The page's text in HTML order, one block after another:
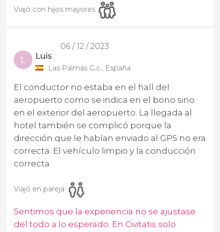
Viajó con hijos mayores
06 / 12 / 2023
L Luis
Las Palmas G.c., España
El conductor no estaba en el hall del
aeropuerto como se indica en el bono sino
en el exterior del aeropuerto. La llegada al
hotel también se complicó porque la
dirección que le habían enviado al GPS no era
correcta. El vehículo limpio y la conducción
correcta
Viajó en pareja
Sentimos que la experiencia no se ajustase
del todo a lo esperado. En Civitatis solo